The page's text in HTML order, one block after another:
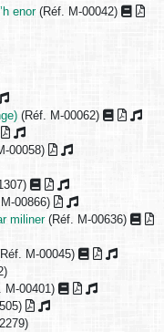
enor(Réf. M-00042)
(Réf. M-00062)
00058)
00866)
miliner(Réf. M-00636)
M-00045)
M-00401)